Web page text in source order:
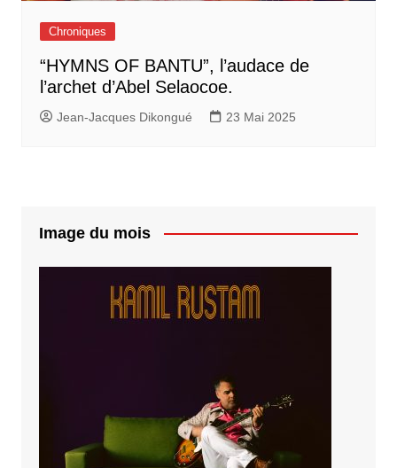
Chroniques
“HYMNS OF BANTU”, l’audace de
l’archet d’Abel Selaocoe.
Jean-Jacques Dikongué 23 Mai 2025
Image du mois